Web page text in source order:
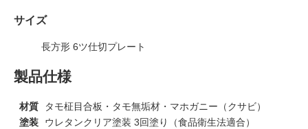
サイズ
長方形 6ツ仕切プレート
製品仕様
材質
タモ柾目合板・タモ無垢材・マホガニー（クサビ）
塗装
ウレタンクリア塗装 3回塗り（食品衛生法適合）